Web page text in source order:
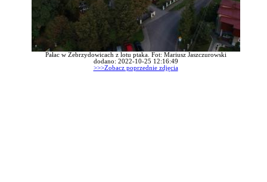
Pałac w Zebrzydowicach z lotu ptaka. Fot: Mariusz Jaszczurowski
dodano: 2022-10-25 12:16:49
>>>Zobacz poprzednie zdjęcia